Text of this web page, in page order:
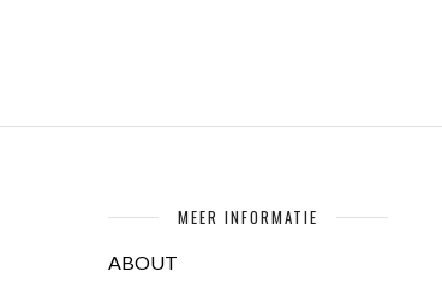
MEER INFORMATIE
ABOUT